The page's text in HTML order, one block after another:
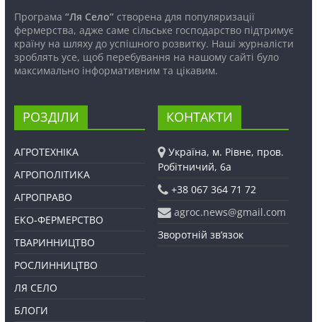
Програма “Ля Село”створена для популяризації
фермерства, адже саме сільське господарство підтримує
країну на шляху до успішного розвитку. Наші журналісти
зроблять усе, щоб перебування на нашому сайті було
максимально інформативним та цікавим.
РОЗДІЛИ
АГРОТЕХНІКА
АГРОПОЛІТИКА
АГРОПРАВО
ЕКО-ФЕРМЕРСТВО
ТВАРИННИЦТВО
РОСЛИННИЦТВО
ЛЯ СЕЛО
БЛОГИ
КОНТАКТИ
Україна, м. Рівне, пров.
Робітничий, 6а
+38 067 364 71 72
agroc.news@gmail.com
Зворотній зв’язок